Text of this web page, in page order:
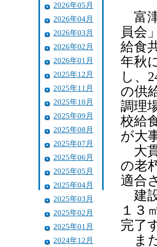
2026年05月
2026年04月
2026年03月
2026年02月
2026年01月
2025年12月
2025年11月
2025年10月
2025年09月
2025年08月
2025年07月
2025年06月
2025年05月
2025年04月
2025年03月
2025年02月
2025年01月
2024年12月
富
員会
給食
年秋
し、
の供
調理
校給
が大
大
の老
適合
建
１３
完了
ま